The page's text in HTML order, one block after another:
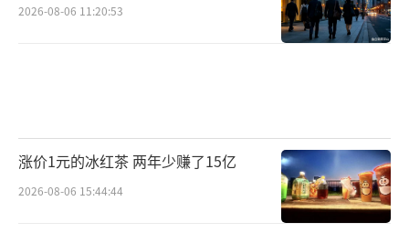
2026-08-06 11:20:53
涨价1元的冰红茶 两年少赚了15亿
2026-08-06 15:44:44